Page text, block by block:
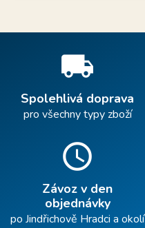
local_shipping
Spolehlivá doprava
pro všechny typy zboží
schedule
Závoz v den
objednávky
po Jindřichově Hradci a okolí